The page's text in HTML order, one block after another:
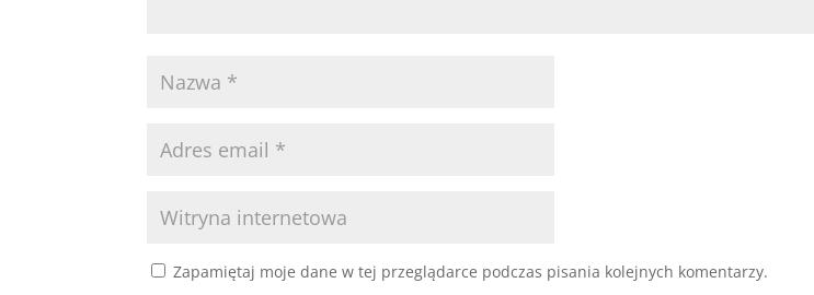
Zapamiętaj moje dane w tej przeglądarce podczas pisania kolejnych komentarzy.